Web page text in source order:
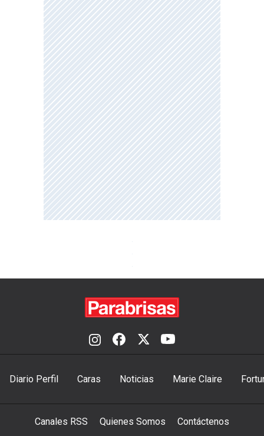
Diario Perfil Caras Noticias Marie Claire
Canales RSS Quienes Somos Contáctenos